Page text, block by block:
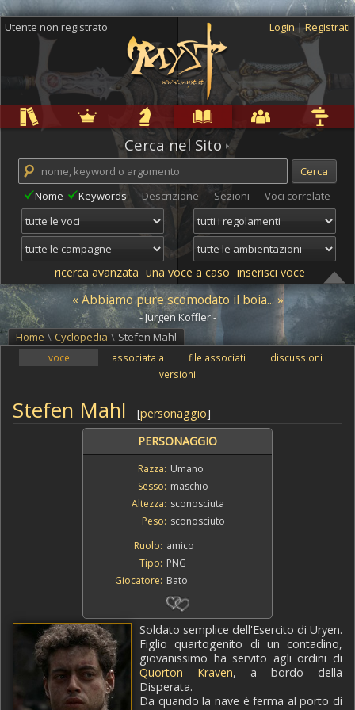
Utente non registrato Login |Registrati
Cerca nel Sito
Nome Keywords Descrizione Sezioni Voci correlate
ricerca avanzata una voce a caso inserisci voce
« Abbiamo pure scomodato il boia... »
- Jurgen Koffler -
Home \ Cyclopedia \ Stefen Mahl
voce associata a file associati
discussioni
versioni
Stefen Mahl [personaggio]
PERSONAGGIO
Razza: Umano
Sesso: maschio
Altezza: sconosciuta
Peso: sconosciuto
Ruolo: amico
Tipo: PNG
Giocatore: Bato
Soldato semplice dell'Esercito di Uryen.
Figlio quartogenito di un contadino,
giovanissimo ha servito agli ordini di
Quorton Kraven, a bordo della
Disperata.
Da quando la nave è ferma al porto di